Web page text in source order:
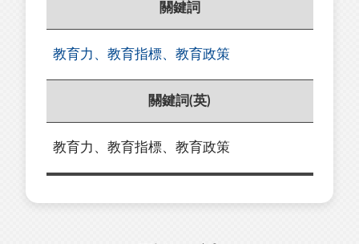
關鍵詞
教育力、教育指標、教育政策
關鍵詞(英)
教育力、教育指標、教育政策